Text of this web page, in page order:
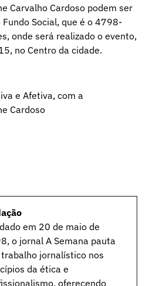
Carvalho Cardoso podem ser
Social, que é o 4798-
onde será realizado o evento,
no Centro da cidade.
e Afetiva, com a
Cardoso
em 20 de maio de
o jornal A Semana pauta
jornalístico nos
da ética e
oferecendo